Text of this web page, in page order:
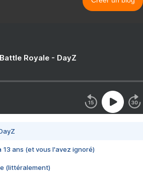
Royale - DayZ
13 ans (et vous l'avez ignoré)
(littéralement)